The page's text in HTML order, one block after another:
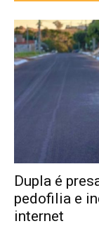
Dupla é
pedofilia e
internet